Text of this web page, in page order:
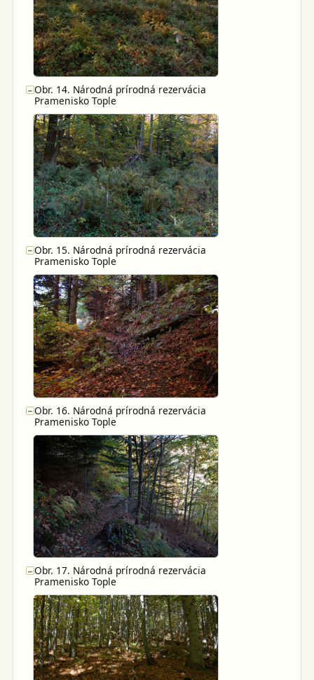
−Obr. 14. Národná prírodná rezervácia
Pramenisko Tople
−Obr. 15. Národná prírodná rezervácia
Pramenisko Tople
−Obr. 16. Národná prírodná rezervácia
Pramenisko Tople
−Obr. 17. Národná prírodná rezervácia
Pramenisko Tople